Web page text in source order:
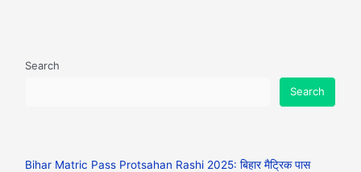
Search
Search
Bihar Matric Pass Protsahan Rashi 2025: बिहार मैट्रिक पास